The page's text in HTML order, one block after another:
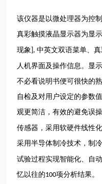
该仪器是以微处理器为控
真彩触摸液晶显示器为显
现象 ],中英文双语菜单、
人机界面及操作信息。显
不必看说明书便可很快的
自检及对用户设定的参数
观更简洁，有效的避免误
传感器，采用软硬件线性
采用半导体制冷技术，制
试验过程实现智能化、自
忆以往的100项分析结果。